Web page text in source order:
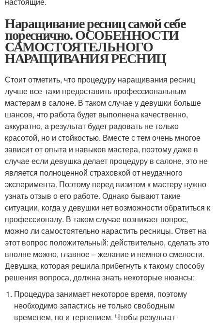
Наращивание ресниц самой себе
пореснично. ОСОБЕННОСТИ
САМОСТОЯТЕЛЬНОГО
НАРАЩИВАНИЯ РЕСНИЦ
Стоит отметить, что процедуру наращивания ресниц
лучше все-таки предоставить профессиональным
мастерам в салоне. В таком случае у девушки больше
шансов, что работа будет выполнена качественно,
аккуратно, а результат будет радовать не только
красотой, но и стойкостью. Вместе с тем очень многое
зависит от опыта и навыков мастера, поэтому даже в
случае если девушка делает процедуру в салоне, это не
является полноценной страховкой от неудачного
эксперимента. Поэтому перед визитом к мастеру нужно
узнать отзыв о его работе. Однако бывают такие
ситуации, когда у девушки нет возможности обратиться к
профессионалу. В таком случае возникает вопрос,
можно ли самостоятельно нарастить ресницы. Ответ на
этот вопрос положительный: действительно, сделать это
вполне можно, главное – желание и немного смелости.
Девушка, которая решила прибегнуть к такому способу
решения вопроса, должна знать некоторые нюансы:
Процедура занимает некоторое время, поэтому
необходимо запастись не только свободным
временем, но и терпением. Чтобы результат